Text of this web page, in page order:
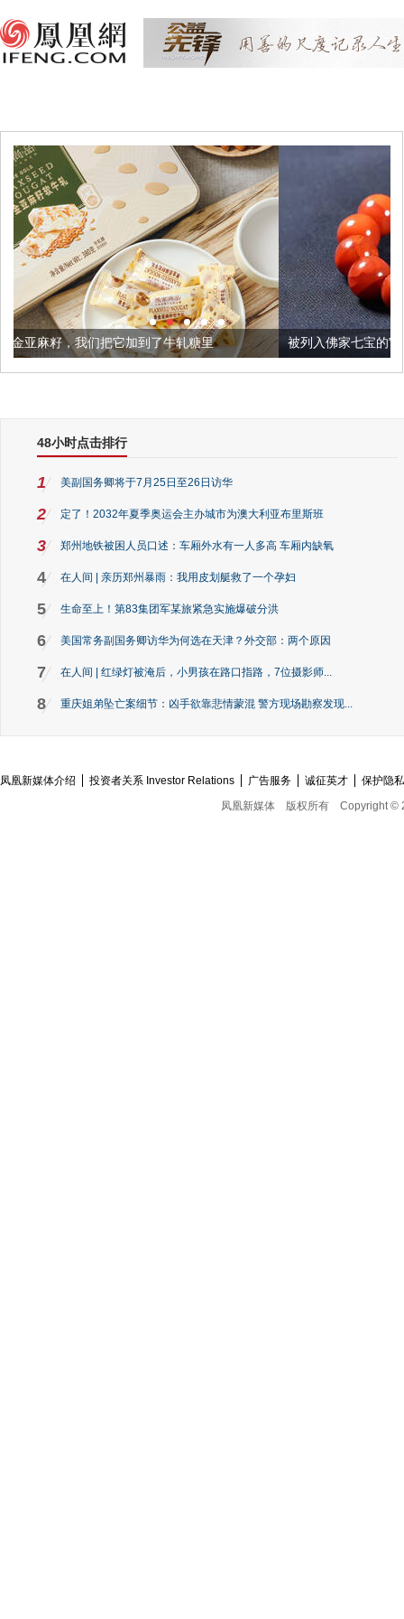
到了牛轧糖里 被列入佛家七宝的它到底有多美？
48小时点击排行
1 美副国务卿将于7月25日至26日访华
2 定了！2032年夏季奥运会主办城市为澳大利亚布里斯班
3 郑州地铁被困人员口述：车厢外水有一人多高 车厢内缺氧
4 在人间 | 亲历郑州暴雨：我用皮划艇救了一个孕妇
5 生命至上！第83集团军某旅紧急实施爆破分洪
6 美国常务副国务卿访华为何选在天津？外交部：两个原因
7 在人间 | 红绿灯被淹后，小男孩在路口指路，7位摄影师...
8 重庆姐弟坠亡案细节：凶手欲靠悲情蒙混 警方现场勘察发现...
凤凰新媒体介绍 投资者关系 Investor Relations 广告服务 诚征英才
保护隐
凤凰新媒体
版权所有 Copyright ©